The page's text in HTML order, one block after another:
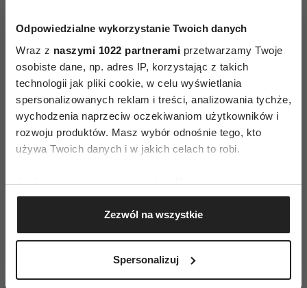
Odpowiedzialne wykorzystanie Twoich danych
Wraz z naszymi 1022 partnerami przetwarzamy Twoje
osobiste dane, np. adres IP, korzystając z takich
technologii jak pliki cookie, w celu wyświetlania
spersonalizowanych reklam i treści, analizowania tychże,
wychodzenia naprzeciw oczekiwaniom użytkowników i
rozwoju produktów. Masz wybór odnośnie tego, kto
używa Twoich danych i w jakich celach to robi.
Jeśli wyrazisz na to zgodę, chcielibyśmy również:
Gromadzić dane dotyczące Twojej lokalizacji
geograficznej z dokładnością nawet do kilku metrów
Identyfikować Twoje urządzenie, aktywnie
(fingerprinting, czyli wirtualny odcisk palca)
Zezwól na wszystkie
Spersonalizuj
AUTOPROMOCJA